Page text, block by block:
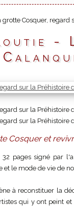
grotte Cosquer, regard
Cosquer et
32 pages signé
le mode de vie de
à reconstituer la
qui y ont peint